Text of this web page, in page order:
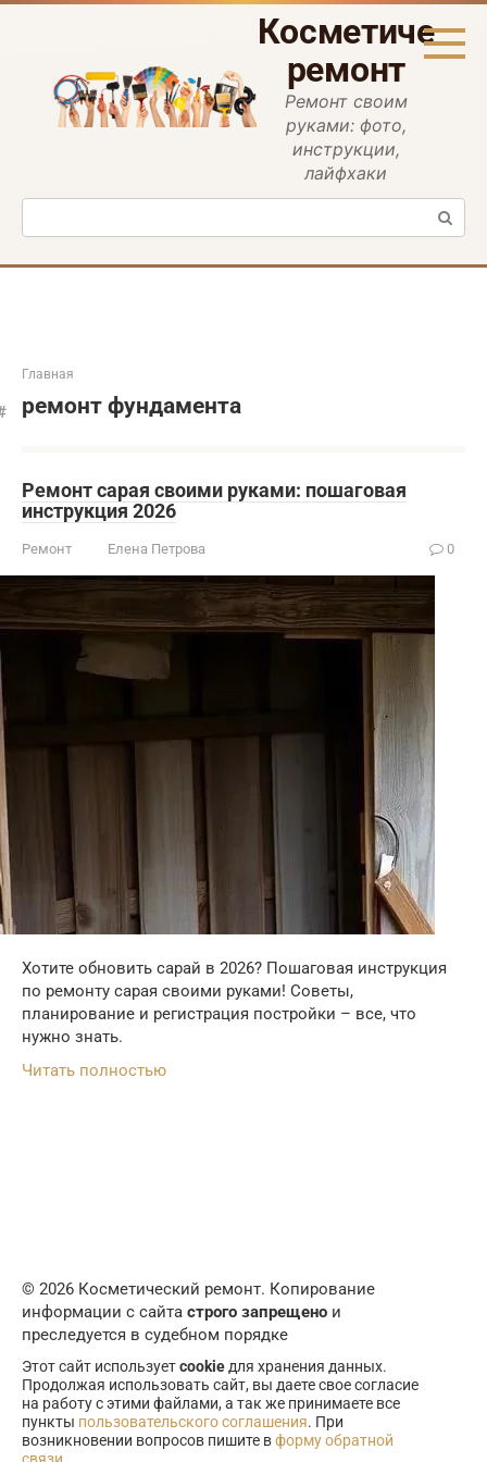
Перейти
ремонт
Ремонт своим
руками: фото,
инструкции,
лайфхаки
Поиск:
Главная
ремонт фундамента
Ремонт сарая своими руками: пошаговая
инструкция 2026
Ремонт Елена Петрова 0
Хотите обновить сарай в 2026? Пошаговая инструкция
по ремонту сарая своими руками! Советы,
планирование и регистрация постройки – все, что
нужно знать.
Читать полностью
© 2026 Косметический ремонт. Копирование
информации с сайта строго запрещено и
преследуется в судебном порядке
Этот сайт используетcookie для хранения данных.
Продолжая использовать сайт, вы даете свое согласие
на работу с этими файлами, а так же принимаете все
пункты пользовательского соглашения. При
возникновении вопросов пишите вформу обратной